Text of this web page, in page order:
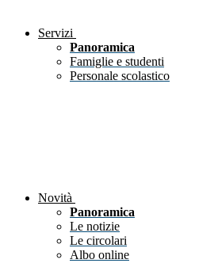
Servizi
Panoramica
Famiglie e studenti
Personale scolastico
Novità
Panoramica
Le notizie
Le circolari
Albo online